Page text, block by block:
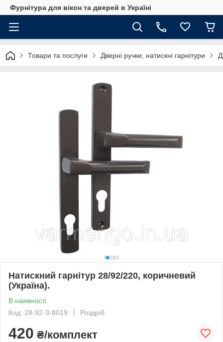
Фурнітура для вікон та дверей в Україні
Товари та послуги Дверні ручки, натискні гарнітури
Натискний гарнітур 28/92/220, коричневий
(Україна).
В наявності
Код: 28-92-3-8019
Роздріб
420 ₴/комплект